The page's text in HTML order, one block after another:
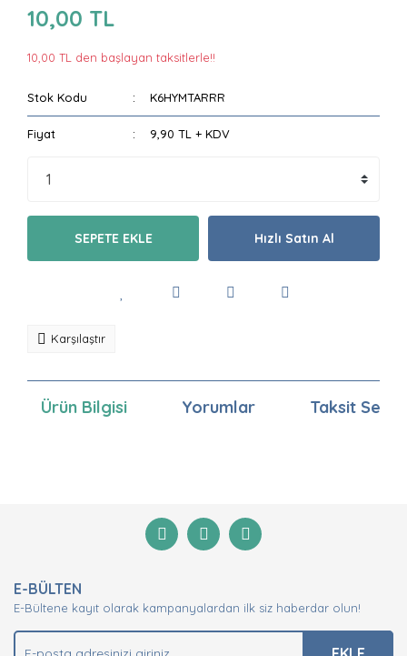
10,00 TL
10,00 TL den başlayan taksitlerle!!
Stok Kodu K6HYMTARRR
Fiyat 9,90 TL + KDV
SEPETE EKLE Hızlı Satın Al
Karşılaştır
Ürün Bilgisi Yorumlar Taksit
Yorum Yaz
Görüş ve önerileriniz için teşekkür ederiz.
Ürün açıklamasında eksik bilgiler bulunuyor.
Ürün bilgilerinde hatalar bulunuyor.
E-BÜLTEN
E-Bültene kayıt olarak kampanyalardan ilk siz haberdar olun!